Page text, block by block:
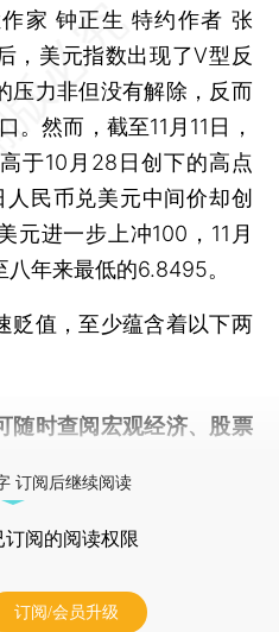
作家 钟正生 特约作者 张
，美元指数出现了V型反
压力非但没有解除，反而
。然而，截至11月11日，
于10月28日创下的高点
人民币兑美元中间价却创
元进一步上冲100，11月
年来最低的6.8495。
贬值，至少蕴含着以下两
随时查阅宏观经济、股票
订阅后继续阅读
订阅的阅读权限
订阅/会员升级